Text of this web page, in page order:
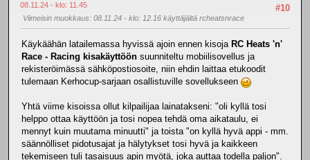
#10
08.11.24 - klo: 11.45
Viimeisin muokkaus: 08.11.24 - klo: 12.16 käyttäjältä rcheatsnrace
Käykäähän latailemassa hyvissä ajoin ennen kisoja RC Heats 'n'
Race - Racing kisakäyttöön suunniteltu mobiilisovellus ja
rekisteröimässä sähköpostiosoite, niin ehdin laittaa etukoodit
tulemaan Kerhocup-sarjaan osallistuville sovellukseen
Yhtä viime kisoissa ollut kilpailijaa lainatakseni: "oli kyllä tosi
helppo ottaa käyttöön ja tosi nopea tehdä oma aikataulu, ei
mennyt kuin muutama minuutti" ja toista "on kyllä hyvä appi - mm.
säännölliset pidotusajat ja hälytykset tosi hyvä ja kaikkeen
tekemiseen tuli tasaisuus apin myötä, joka auttaa todella paljon".